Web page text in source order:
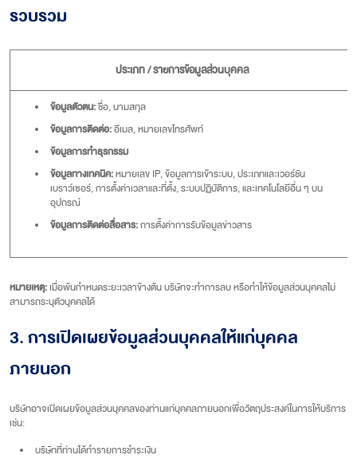
รวบรวม
ประเภท / รายการข้อมูลส่วนบุคคล
ข้อมูลตัวตน:ชื่อ, นามสกุล
ข้อมูลการติดต่อ:อีเมล, หมายเลขโทรศัพท์
ข้อมูลการทำธุรกรรม
ข้อมูลทางเทคนิค:หมายเลข IP, ข้อมูลการเข้าระบบ, ประเภทและเวอร์ชัน
เบราว์เซอร์, การตั้งค่าเวลาและที่ตั้ง, ระบบปฏิบัติการ, และเทคโนโลยีอื่น ๆ บน
อุปกรณ์
ข้อมูลการติดต่อสื่อสาร:การตั้งค่าการรับข้อมูลข่าวสาร
หมายเหตุ:เมื่อพ้นกำหนดระยะเวลาข้างต้น บริษัทจะทำการลบ หรือทำให้ข้อมูลส่วนบุคคลไม่
สามารถระบุตัวบุคคลได้
3. การเปิดเผยข้อมูลส่วนบุคคลให้แก่บุคคล
ภายนอก
บริษัทอาจเปิดเผยข้อมูลส่วนบุคคลของท่านแก่บุคคลภายนอกเพื่อวัตถุประสงค์ในการให้บริการ
เช่น:
บริษัทที่ท่านได้ทำรายการชำระเงิน